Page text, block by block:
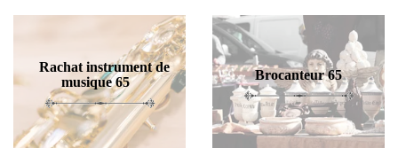
Rachat instrument de
musique 65
Brocanteur 65